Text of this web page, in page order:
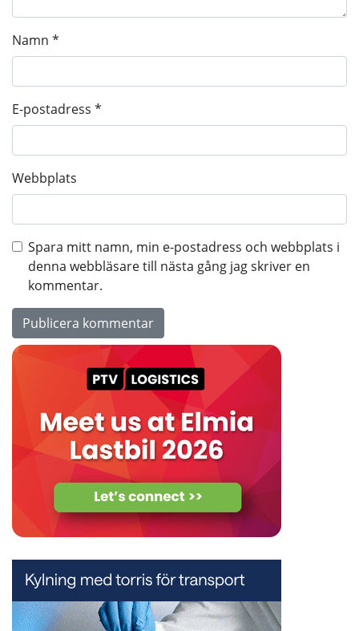
Namn *
E-postadress *
Webbplats
Spara mitt namn, min e-postadress och webbplats i
denna webbläsare till nästa gång jag skriver en
kommentar.